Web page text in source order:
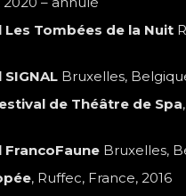
Les Tombées de la Nuit
Bruxelles,
de Théâtre de Spa
FrancoFaune Bruxelles,
, Ruffec, France, 2016